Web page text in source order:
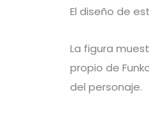
El diseño de
La figura
propio de
del personaje.